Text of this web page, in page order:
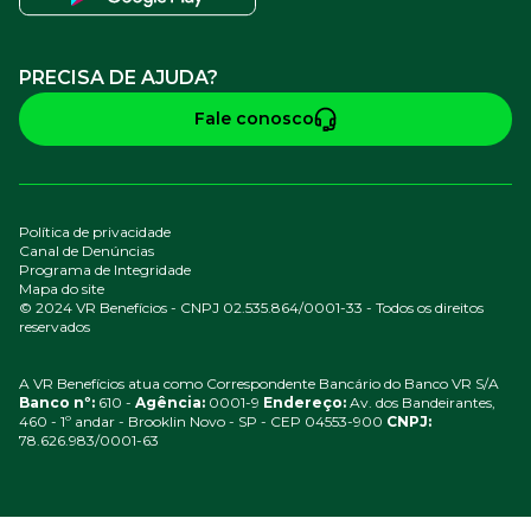
PRECISA DE AJUDA?
Fale conosco
© 2024 VR Benefícios - CNPJ 02.535.864/0001-33 - Todos os direitos
reservados
Política de privacidade
Canal de Denúncias
Programa de Integridade
Mapa do site
A VR Benefícios atua como Correspondente Bancário do Banco VR S/A
Banco nº: 610 - Agência: 0001-9 Endereço: Av. dos Bandeirantes,
460 - 1º andar - Brooklin Novo - SP - CEP 04553-900 CNPJ:
78.626.983/0001-63